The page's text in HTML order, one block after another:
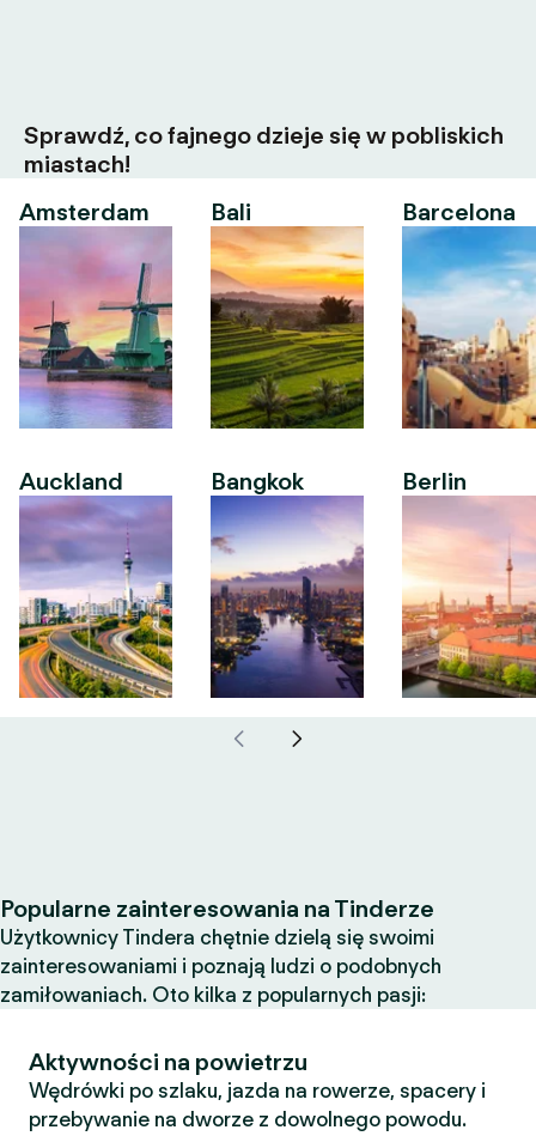
Sprawdź, co fajnego dzieje się w pobliskich
miastach!
Amsterdam
Auckland
Bali
Bangkok
Barcelona
Berlin
Popularne zainteresowania na Tinderze
Użytkownicy Tindera chętnie dzielą się swoimi
zainteresowaniami i poznają ludzi o podobnych
zamiłowaniach. Oto kilka z popularnych pasji:
Aktywności na powietrzu
Wędrówki po szlaku, jazda na rowerze, spacery i
przebywanie na dworze z dowolnego powodu.